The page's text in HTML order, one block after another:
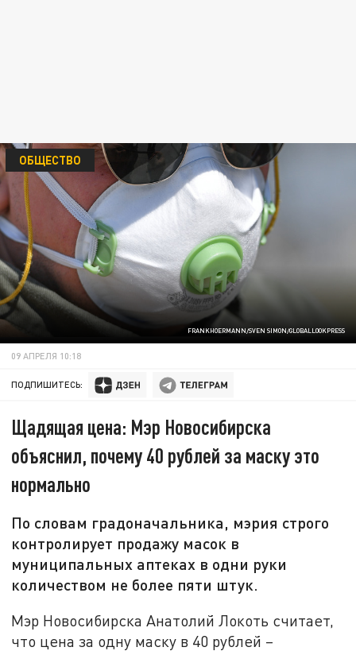
FRANKHOERMANN/SVEN SIMON/GLOBALLOOKPRESS
ОБЩЕСТВО
09 АПРЕЛЯ 10:18
ПОДПИШИТЕСЬ:
Щадящая цена: Мэр Новосибирска
объяснил, почему 40 рублей за маску это
нормально
По словам градоначальника, мэрия строго
контролирует продажу масок в
муниципальных аптеках в одни руки
количеством не более пяти штук.
Мэр Новосибирска Анатолий Локоть считает,
что цена за одну маску в 40 рублей –